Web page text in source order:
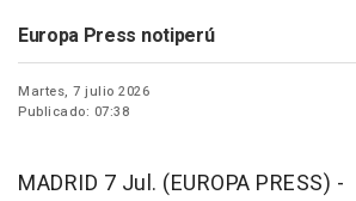
Europa Press notiperú
Martes, 7 julio 2026
Publicado: 07:38
MADRID 7 Jul. (EUROPA PRESS) -